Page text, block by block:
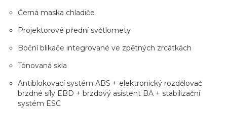
Černá maska chladiče
Projektorové přední světlomety
Boční blikače integrované ve zpětných zrcátkách
Tónovaná skla
Antiblokovací systém ABS + elektronický rozdělovač
brzdné síly EBD + brzdový asistent BA + stabilizační
systém ESC